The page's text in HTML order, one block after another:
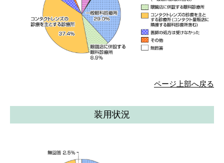
ページ上部へ戻る
装用状況